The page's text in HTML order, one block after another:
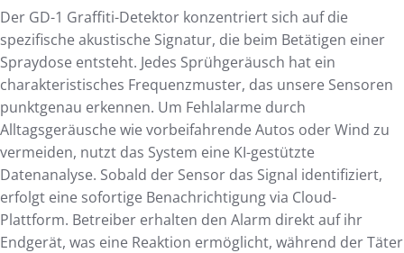
Der GD-1 Graffiti-Detektor konzentriert sich auf die
spezifische akustische Signatur, die beim Betätigen einer
Spraydose entsteht. Jedes Sprühgeräusch hat ein
charakteristisches Frequenzmuster, das unsere Sensoren
punktgenau erkennen. Um Fehlalarme durch
Alltagsgeräusche wie vorbeifahrende Autos oder Wind zu
vermeiden, nutzt das System eine KI-gestützte
Datenanalyse. Sobald der Sensor das Signal identifiziert,
erfolgt eine sofortige Benachrichtigung via Cloud-
Plattform. Betreiber erhalten den Alarm direkt auf ihr
Endgerät, was eine Reaktion ermöglicht, während der Täter